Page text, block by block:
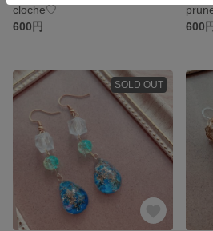
cloche♡
600円
600
SOLD OUT